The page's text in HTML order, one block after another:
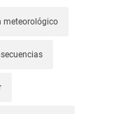
meteorológico